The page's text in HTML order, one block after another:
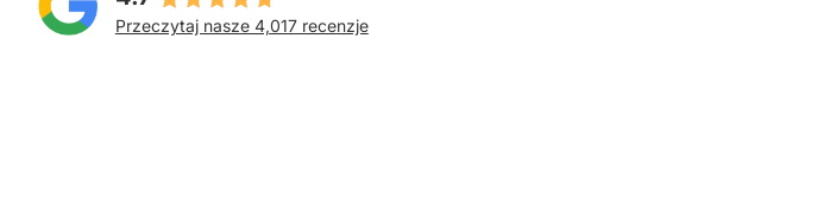
Przeczytaj nasze 4,017 recenzje